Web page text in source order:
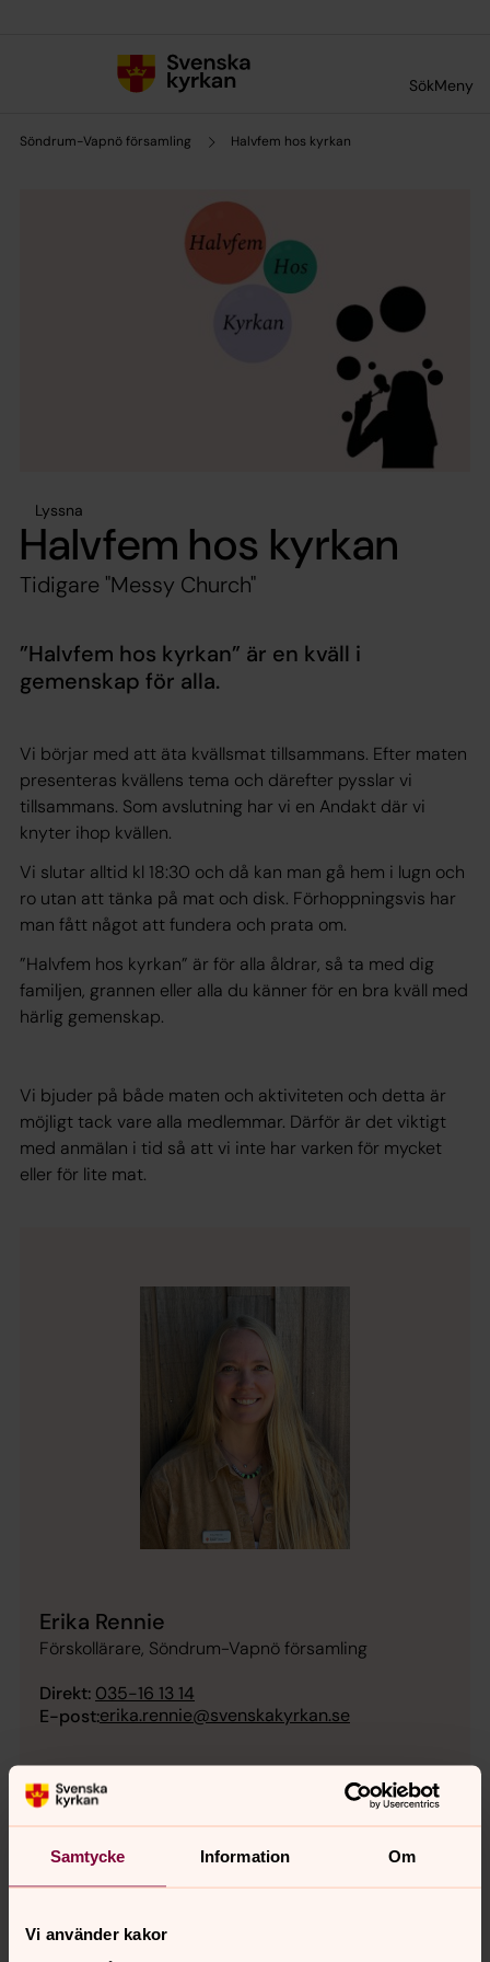
Samtycke Information Om
Vi använder kakor
SökMeny
Söndrum-Vapnö församling Halvfem hos kyrkan
Lyssna
Halvfem hos kyrkan
Tidigare "Messy Church"
”Halvfem hos kyrkan” är en kväll i
gemenskap för alla.
Vi börjar med att äta kvällsmattillsammans. Efter maten
presenteras kvällens tema och därefter pysslar vi
tillsammans. Som avslutning har vi en Andakt där vi
knyter ihop kvällen.
Vi slutar alltid kl 18:30 och då kan man gå hem i lugn och
ro utan att tänka på mat och disk. Förhoppningsvis har
man fått något att fundera och prata om.
”Halvfem hos kyrkan” är för alla åldrar, så ta med dig
familjen, grannen eller alla du känner för en bra kväll med
härlig gemenskap.
Vi bjuder på både maten och aktiviteten och detta är
möjligt tack vare alla medlemmar. Därför är det viktigt
med anmälan i tid så att vi inte har varken för mycket
eller för lite mat.
Erika Rennie
Förskollärare, Söndrum-Vapnö församling
Direkt: 035-16 13 14
E-post:erika.rennie@svenskakyrkan.se